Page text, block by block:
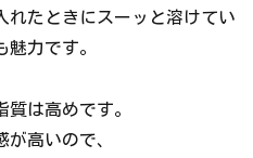
れたときにスーッと溶けてい
力です。
は高めです。
高いので、